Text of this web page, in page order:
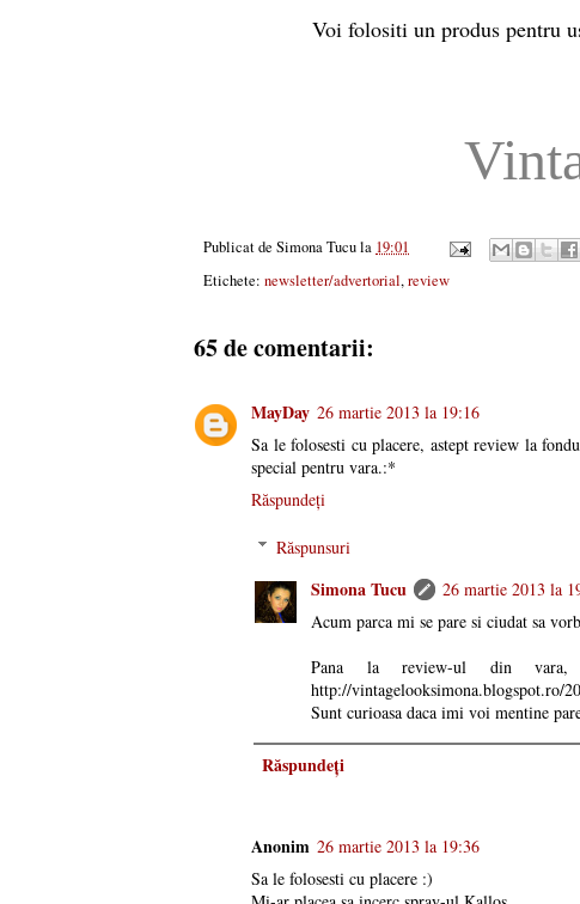
Voi folositi un produs pentru
Publicat de Simona Tucula 19:01
Etichete: newsletter/advertorial,review
65 de comentarii:
MayDay 26 martie 2013 la 19:16
Sa le folosesti cu placere, astept review la
special pentru vara.:*
Răspundeți
Răspunsuri
Simona Tucu
26 martie 2013 la
Acum parca mi se pare si ciudat sa
Pana la review-ul din
http://vintagelooksimona.blogspot.ro/
Sunt curioasa daca imi voi mentine
Răspundeți
Anonim 26 martie 2013 la 19:36
Sa le folosesti cu placere :)